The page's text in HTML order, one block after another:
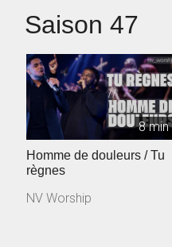
Saison 47
8 min
Homme de douleurs / Tu
règnes
NV Worship